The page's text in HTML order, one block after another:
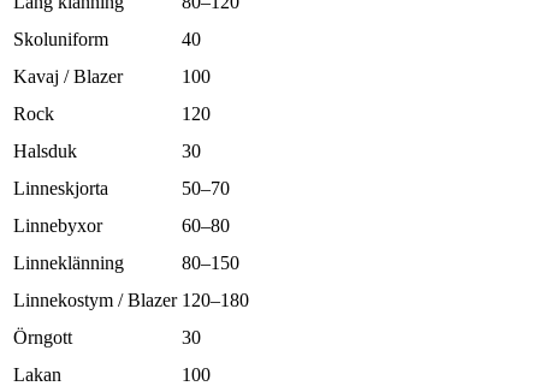
Skoluniform
40
Kavaj / Blazer
100
Rock
120
Halsduk
30
Linneskjorta
50–70
Linnebyxor
60–80
Linneklänning
80–150
Linnekostym / Blazer 120–180
Örngott
30
Lakan
100